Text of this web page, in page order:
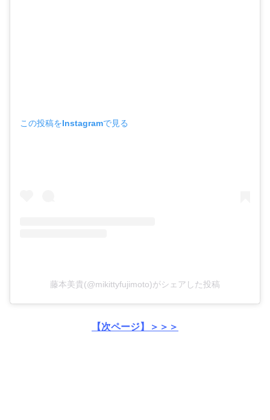
この投稿をInstagramで見る
藤本美貴(@mikittyfujimoto)がシェアした投稿
【次ページ】＞＞＞